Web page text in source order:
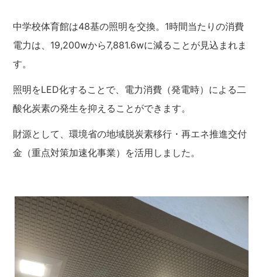
中学校体育館は48基の照明を交換。1時間当たりの消費
電力は、19,200wから7,881.6wに減ることが見込まれま
す。
照明をLED化することで、電力消費（発電時）による二
酸化炭素の発生を抑えることができます。
財源として、環境省の地域脱炭素移行・再エネ推進交付
金（重点対策加速化事業）を活用しました。